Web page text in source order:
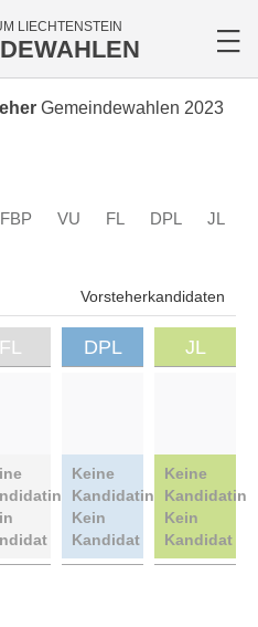
LIECHTENSTEIN
Gemeindewahlen 2023
FBP VU FL DPL JL
Vorsteherkandidaten
FL DPL
Keine
Kandidatin
Kein
Kandidat
JL
Keine
Kandidatin
Kein
Kandidat